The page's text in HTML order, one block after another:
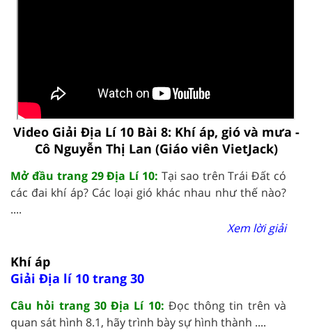
Video Giải Địa Lí 10 Bài 8: Khí áp, gió và mưa -
Cô Nguyễn Thị Lan (Giáo viên VietJack)
Mở đầu trang 29 Địa Lí 10: Tại sao trên Trái Đất có
các đai khí áp? Các loại gió khác nhau như thế nào?
....
Xem lời giải
Khí áp
Giải Địa lí 10 trang 30
Câu hỏi trang 30 Địa Lí 10: Đọc thông tin trên và
quan sát hình 8.1, hãy trình bày sự hình thành ....